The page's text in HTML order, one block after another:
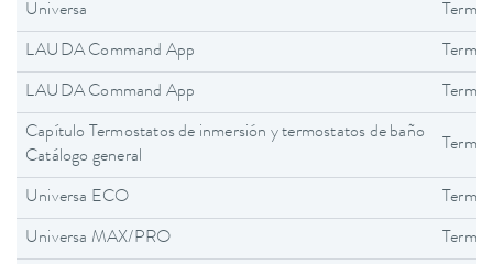
Universa
LAUDA Command App
LAUDA Command App
Capítulo Termostatos de inmersión y termostatos de baño
Catálogo general
Universa ECO
Universa MAX/PRO